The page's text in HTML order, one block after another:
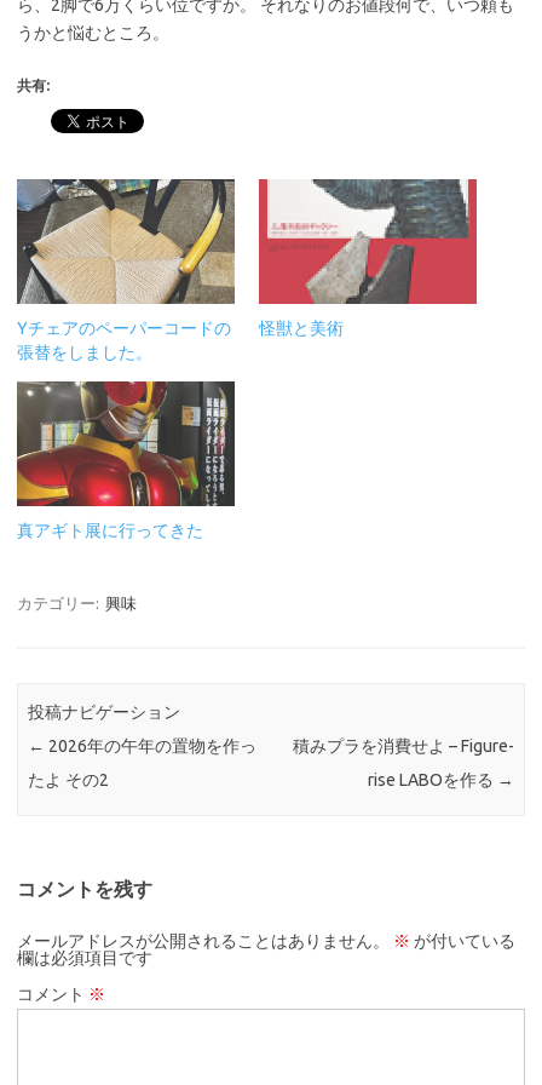
ら、2脚で6万くらい位ですか。 それなりのお値段何で、いつ頼も
うかと悩むところ。
共有:
Yチェアのペーパーコードの
張替をしました。
怪獣と美術
真アギト展に行ってきた
カテゴリー: 興味
投稿ナビゲーション
← 2026年の午年の置物を作っ
たよ その2
積みプラを消費せよ – Figure-
rise LABOを作る →
コメントを残す
メールアドレスが公開されることはありません。 ※ が付いている
欄は必須項目です
コメント ※